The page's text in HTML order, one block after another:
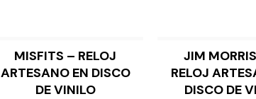
LEER MÁS
MISFITS – RELOJ
ARTESANO EN DISCO
DE VINILO
JIM
RELOJ
DISCO DE